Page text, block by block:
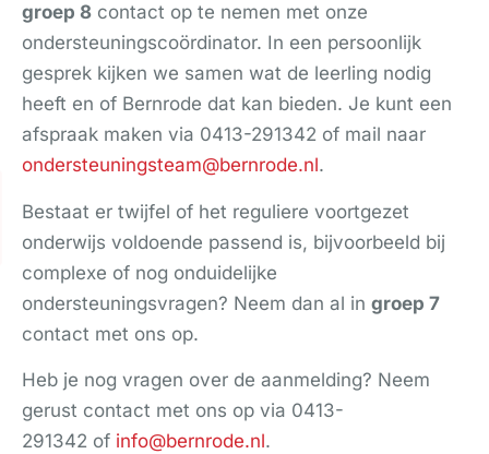
groep 8 contact op te nemen met onze
ondersteuningscoördinator. In een persoonlijk
gesprek kijken we samen wat de leerling nodig
heeft en of Bernrode dat kan bieden. Je kunt een
afspraak maken via 0413-291342 of mail naar
ondersteuningsteam@bernrode.nl.
Bestaat er twijfel of het reguliere voortgezet
onderwijs voldoende passend is, bijvoorbeeld bij
complexe of nog onduidelijke
ondersteuningsvragen? Neem dan al in groep 7
contact met ons op.
Heb je nog vragen over de aanmelding? Neem
gerust contact met ons op via 0413-
291342 of info@bernrode.nl.